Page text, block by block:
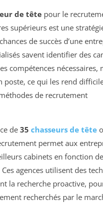
de tête pour le
supérieurs est une
de succès d’une
savent identifier des
compétences nécessaires,
poste, ce qui les rend
de recrutement
de 35 chasseurs de tête
permet aux
cabinets en fonction
agences utilisent des
la recherche proactive,
recherchés par le